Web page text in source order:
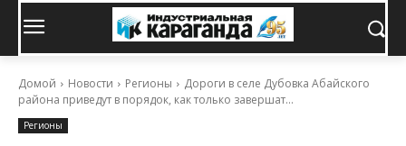
Домой Новости Регионы
Дороги в селе Дубовка Абайского
района приведут в порядок, как только завершат...
Регионы